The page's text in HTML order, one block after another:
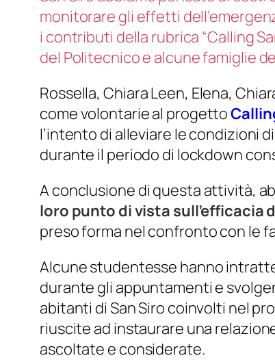
monitorare gli effetti
i contributi della rubrica “Calling
del Politecnico e alcune famiglie
Rossella, Chiara Leen, Elena,
come volontarie al progetto
l’intento di alleviare le condizioni
durante il periodo di lockdown
A conclusione di questa attività,
loro punto di vista sull’efficacia
preso forma nel confronto con le
Alcune studentesse hanno
durante gli appuntamenti e
abitanti di San Siro coinvolti nel
riuscite ad instaurare una
ascoltate e considerate.